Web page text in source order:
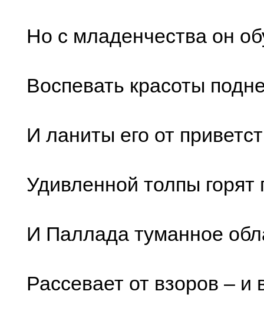
Но с младенчества он
Воспевать красоты
И ланиты его от
Удивленной толпы
И Паллада туманное
Рассевает от взоров – и